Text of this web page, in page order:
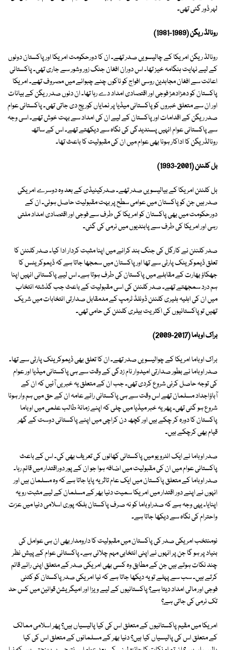
لہر ڈور گئی تھی۔
رونالڈ ریگن (1989-1981)
رونالڈ ریگن امریکا کے چالیسویں صدر تھے۔ ان کا دورحکومت امریکا اور پاکستان دونوں
کے لیے نہایت ہنگامہ خیز تھا۔ اس دوران افغان جنگ زور وشور سے جاری تھی۔ پاکستانی
اعانت سے افغان مجاہدین روسی افواج کو ناکوں چنے چبوانے میں مصروف تھے۔ امریکا
پاکستان کو دھڑادھڑ فوجی اور اقتصادی امداد دے رہا تھا۔ ان دنوں صدر ریگن کے بیانات
اور ان سے متعلق خبروں کو پاکستانی میڈیا پر نمایاں کوریج دی جاتی تھی۔ پاکستانی عوام
صدر ریگن کے اقدامات اور پاکستان کے لیے ان کی امداد سے بہت خوش تھے۔ اسی وجہ
سے پاکستانی عوام انہیں پسندیدگی کی نگاہ سے دیکھتے تھے۔ اس کے ساتھ
رونالڈریگن کا اداکار ہونا بھی عوام میں ان کی مقبولیت کا باعث تھا۔
بل کلنٹن (2001-1993)
بل کلنٹن امریکا کے بیالیسویں صدر تھے۔ صدرکینیڈی کے بعد وہ دوسرے امریکی
صدر ہیں جن کو پاکستان میں عوامی سطح پر بہت مقبولیت حاصل ہوئی۔ ان کے
دورحکومت میں بھی پاکستان کو امریکا کی طرف سے فوجی اور اقتصادی امداد ملتی
رہی اور امریکا کی طرف سے پابندیوں میں نرمی کی گئی۔
صدر کلنٹن نے کارگل کی جنگ بند کرانے میں اپنا مثبت کردار ادا کیا۔ صدر کلنٹن کا
تعلق ڈیموکریٹک پارٹی سے تھا اور پاکستان میں سمجھا جاتا ہے کہ ڈیموکریٹس کا
جھکاؤ بھارت کے مقابلے میں پاکستان کی طرف ہوتا ہے۔ اس لیے پاکستانی انہیں اپنا
ہم درد سمجھتے تھے۔ صدر کلنٹن کی اسی مقبولیت کے باعث جب گذشتہ انتخاب
میں ان کی اہلیہ ہلیری کلنٹن ڈونلڈ ٹرمپ کے مدمقابل صدارتی انتخابات میں شریک
تھیں تو پاکستانیوں کی اکثریت ہیلری کلنٹن کی حامی تھی۔
براک اوباما (2017-2009)
براک اوباما امریکا کے چوالیسویں صدر تھے۔ ان کا تعلق بھی ڈیموکریٹک پارٹی سے تھا۔
صدر اوباما نے بطور صدارتی امیدوار نام زدگی کے وقت سے ہی پاکستانی میڈیا اور عوام
کی توجہ حاصل کرنی شروع کردی تھی۔ جب ان کے متعلق یہ خبریں آئیں کہ ان کے
آباؤاجداد مسلمان تھے اس وقت سے ہی پاکستانی رائے عامہ ان کے حق میں ہم وار ہونا
شروع ہو گئی تھی۔ پھر یہ خبر میڈیا میں چلی کہ اپنے زمانۂ طالب علمی میں اوباما
پاکستان کا دورہ کر چکے ہیں اور کچھ دن کراچی میں اپنے پاکستانی دوست کے گھر
قیام بھی کرچکے ہیں۔
صدر اوباما نے ایک انٹرویو میں پاکستانی کھانوں کی تعریف بھی کی۔ اس کے باعث
پاکستانی عوام میں ان کی مقبولیت میں اضافہ ہوا جو ان کے پور دوراقتدار میں قائم رہا۔
صدر اوباما کے متعلق پاکستان میں ایک عام تاثر یہ پایا جاتا ہے کہ وہ مسلمان ہیں اور
انہوں نے اپنے دور اقتدار میں امریکا سمیت دنیا بھر کے مسلمان کے لیے مثبت رویہ
اپنایا۔ یہی وجہ ہے کہ صدراوباما کو نہ صرف پاکستان بلکہ پوری اسلامی دنیا میں عزت
واحترام کی نگاہ سے دیکھا جاتا ہے۔
نومنتخب امریکی صدر کی پاکستان میں مقبولیت کا دارومدار بھی ان ہی عوامل کی
بنیاد پر ہو گا جن پر انہوں نے اپنی انتخابی مہم چلائی ہے۔ پاکستانی عوام کے پیش نظر
چند نکات ہوتے ہیں جن کے مطابق وہ کسی بھی امریکی صدر کے متعلق اپنی رائے قائم
کرتے ہیں۔ سب سے پہلے تو یہ دیکھا جاتا ہے کہ نیا امریکی صدر پاکستان کو کتنی
فوجی اور مالی امداد دیتا ہے؟ پاکستانیوں کے لیے ویزا اور امیگریشن قوانین میں کس حد
تک نرمی کی جاتی ہے؟
امریکا میں مقیم پاکستانیوں کے متعلق اس کی کیا پالیسیاں ہیں؟ پھر اسلامی ممالک
کے متعلق اس کی پالیسیاں کیا ہیں؟ دنیا بھر کے مسلمانوں کے متعلق اس کی کیا